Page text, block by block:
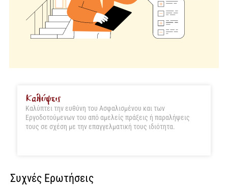
Καλύψεις
Καλύπτει την ευθύνη του Ασφαλισμένου και των
Εργοδοτούμενων του από αμελείς πράξεις ή παραλήψεις
τους σε σχέση με την επαγγελματική τους ιδιότητα.
Συχνές Ερωτήσεις